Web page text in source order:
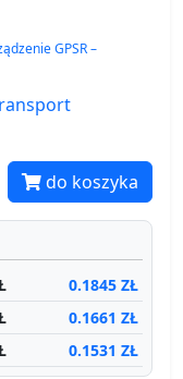
GPSR –
do koszyka
0.1845 ZŁ
0.1661 ZŁ
0.1531 ZŁ